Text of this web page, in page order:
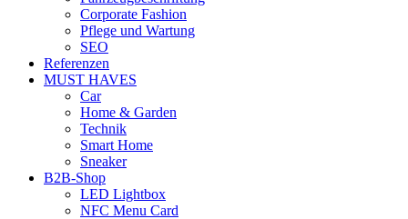
Corporate Fashion
Pflege und Wartung
SEO
Referenzen
MUST HAVES
Car
Home & Garden
Technik
Smart Home
Sneaker
B2B-Shop
LED Lightbox
NFC Menu Card